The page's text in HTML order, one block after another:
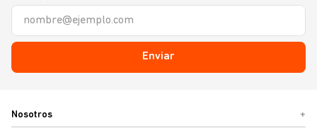
Enviar
Nosotros +